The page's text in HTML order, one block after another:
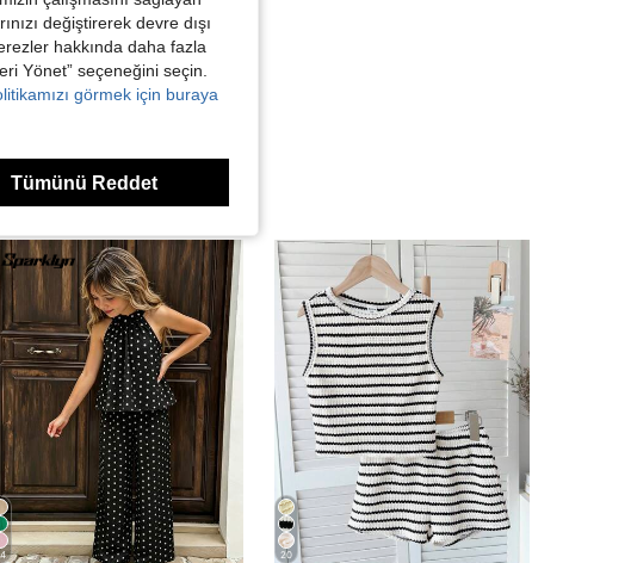
20
değiştirerek devre dışı
hakkında daha fazla
Yönet” seçeneğini seçin.
görmek için buraya
Tümünü Reddet